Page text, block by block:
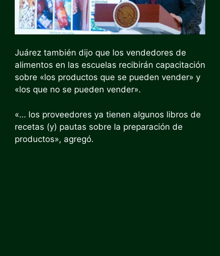
Juárez también dijo que los vendedores de
alimentos en las escuelas recibirán capacitación
sobre «los productos que se pueden vender» y
«los que no se pueden vender».
«… los proveedores ya tienen algunos libros de
recetas (y) pautas sobre la preparación de
productos», agregó.